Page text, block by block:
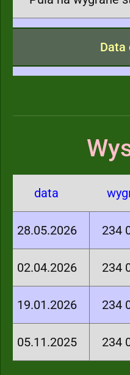
Data
data
28.05.2026 234
02.04.2026 234
19.01.2026 234
05.11.2025 234